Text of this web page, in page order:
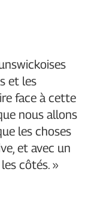
et les
face à cette
nous allons
les choses
et avec un
côtés. »